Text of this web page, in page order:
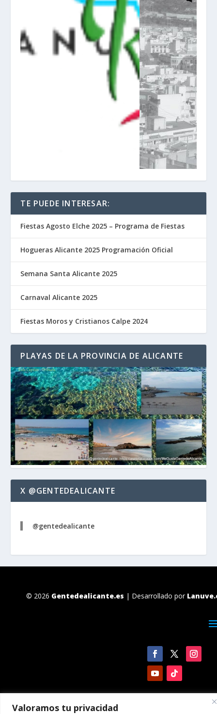
Valoramos tu privacidad
TE PUEDE INTERESAR:
Fiestas Agosto Elche 2025 – Programa de Fiestas
Hogueras Alicante 2025 Programación Oficial
Semana Santa Alicante 2025
Carnaval Alicante 2025
Fiestas Moros y Cristianos Calpe 2024
PLAYAS DE LA PROVINCIA DE ALICANTE
X @GENTEDEALICANTE
@gentedealicante
© 2026 Gentedealicante.es | Desarrollado por